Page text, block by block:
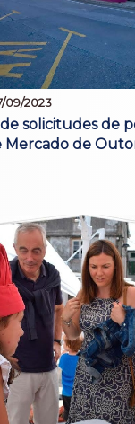
09/2023
solicitudes de
Mercado de